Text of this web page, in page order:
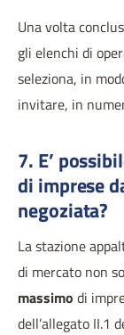
Una volta
gli elenchi di
seleziona, in
invitare, in
7. E’
di imprese
negoziata?
La stazione
di mercato non
massimo di
dell’allegato II.1